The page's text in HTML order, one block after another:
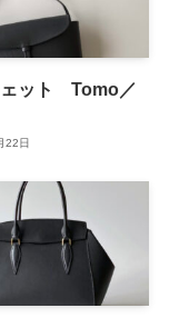
ェット Tomo／
22日